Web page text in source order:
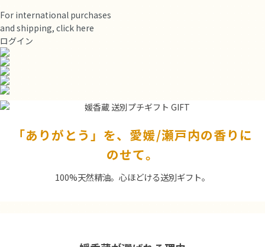
For international purchases
and shipping, click here
ログイン
「ありがとう」を、愛媛/瀬戸内の香りに
のせて。
100%天然精油。心ほどける送別ギフト。